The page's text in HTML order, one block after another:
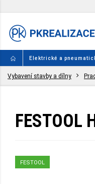
Elektrické a
Vybavení stavby a dílny
FESTOOL
FESTOOL